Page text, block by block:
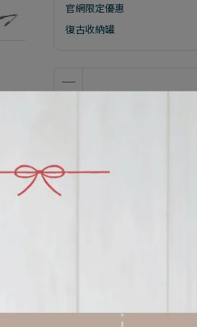
官網限定優惠
復古收納罐